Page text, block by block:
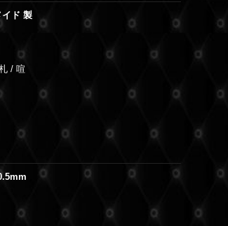
イド 製
/ 喧